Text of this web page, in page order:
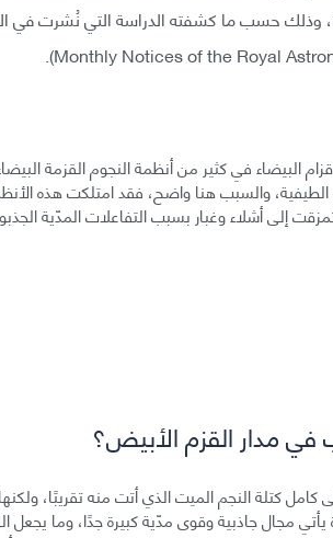
حسب ما كشفته الدراسة التي نُشرت في
البيضاء في كثير من أنظمة النجوم القزمة
الطيفية، والسبب هنا واضح، فقد امتلكت هذه
إلى أشلاء وغبار بسبب التفاعلات المدّية
في مدار القزم الأبيض؟
كامل كتلة النجم الميت الذي أتت منه تقريبًا،
مجال جاذبية وقوى مدّية كبيرة جدًا، وما يجعل